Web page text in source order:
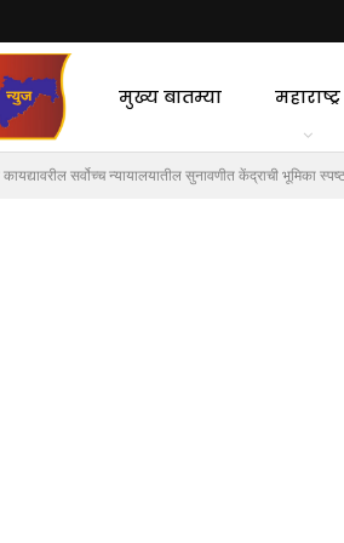
मुख्य बातम्या महाराष्ट्र
सर्वोच्च न्यायालयातील सुनावणीत केंद्राची भूमिका